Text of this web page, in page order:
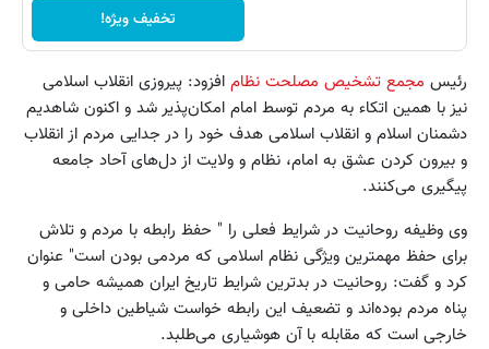
تخفیف ویژه!
رئیس مجمع تشخیص مصلحت نظام افزود: پیروزی انقلاب اسلامی
نیز با همین اتکاء به مردم توسط امام امکان‌پذیر شد و اکنون شاهدیم
دشمنان اسلام و انقلاب اسلامی هدف خود را در جدایی مردم از انقلاب
و بیرون کردن عشق به امام، نظام و ولایت از دل‌های آحاد جامعه
پیگیری می‌کنند.
وی وظیفه روحانیت در شرایط فعلی را " حفظ رابطه با مردم و تلاش
برای حفظ مهمترین ویژگی‌ نظام اسلامی که مردمی بودن است" عنوان
کرد و گفت: روحانیت در بدترین شرایط تاریخ ایران همیشه حامی و
پناه مردم بوده‌اند و تضعیف این رابطه خواست شیاطین داخلی و
خارجی است که مقابله با آن هوشیاری می‌طلبد.